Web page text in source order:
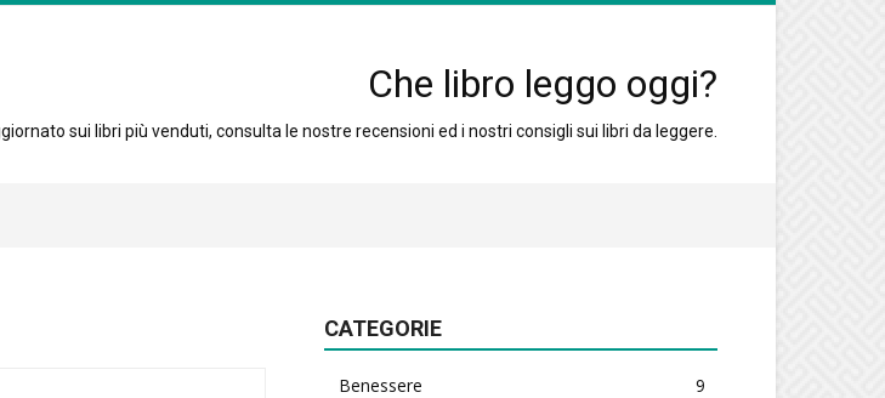
Che libro leggo oggi?
sui libri più venduti, consulta le nostre recensioni ed i nostri consigli sui libri da leggere.
CATEGORIE
Benessere
9